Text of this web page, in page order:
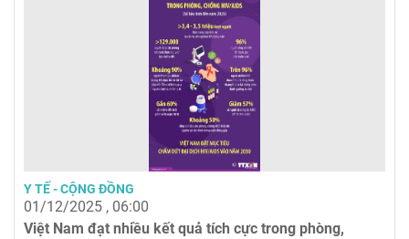
Y TẾ - CỘNG ĐỒNG
01/12/2025 , 06:00
Việt Nam đạt nhiều kết quả tích cực trong phòng,